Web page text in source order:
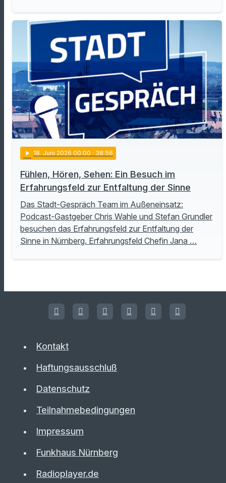
play_arrow 18. Juni 2026 00:00 · 38:56
Fühlen, Hören, Sehen: Ein Besuch im
Erfahrungsfeld zur Entfaltung der Sinne
Das Stadt-Gespräch Team im Außeneinsatz:
Podcast-Gastgeber Chris Wahle und Stefan Grundler
besuchen das Erfahrungsfeld zur Entfaltung der
Sinne in Nürnberg. Erfahrungsfeld Chefin Jana …
Kontakt
Haftungsausschluß
Datenschutz
Teilnahmebedingungen
Impressum
Funkhaus Nürnberg
Radioplayer.de